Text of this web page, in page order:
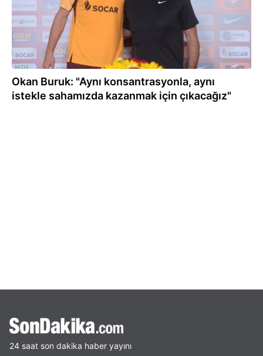
Okan Buruk: "Aynı konsantrasyonla, aynı
istekle sahamızda kazanmak için çıkacağız"
24 saat son dakika haber yayını